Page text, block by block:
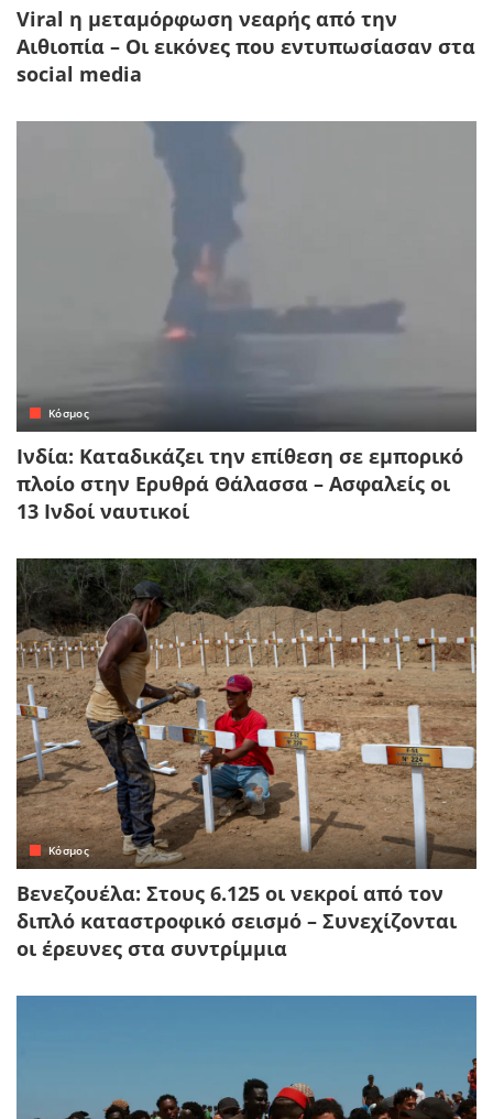
Viral η μεταμόρφωση νεαρής από την
Αιθιοπία – Οι εικόνες που εντυπωσίασαν στα
social media
Κόσμος
Ινδία: Καταδικάζει την επίθεση σε εμπορικό
πλοίο στην Ερυθρά Θάλασσα – Ασφαλείς οι
13 Ινδοί ναυτικοί
Κόσμος
Βενεζουέλα: Στους 6.125 οι νεκροί από τον
διπλό καταστροφικό σεισμό – Συνεχίζονται
οι έρευνες στα συντρίμμια